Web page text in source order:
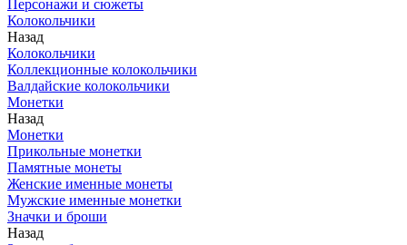
Персонажи и сюжеты
Колокольчики
Назад
Колокольчики
Коллекционные колокольчики
Валдайские колокольчики
Монетки
Назад
Монетки
Прикольные монетки
Памятные монеты
Женские именные монеты
Мужские именные монетки
Значки и броши
Назад